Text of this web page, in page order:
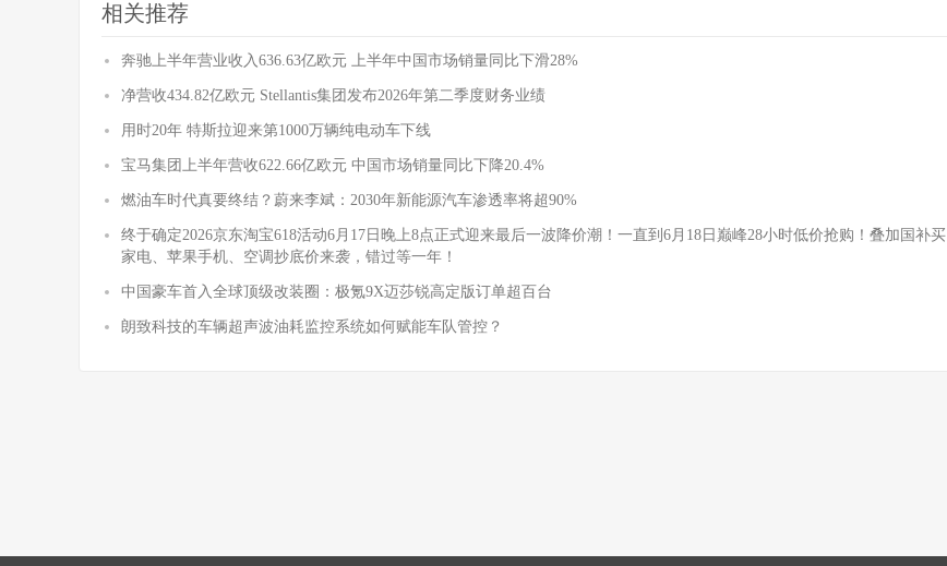
相关推荐
奔驰上半年营业收入636.63亿欧元 上半年中国市场销量同比下滑28%
净营收434.82亿欧元 Stellantis集团发布2026年第二季度财务业绩
用时20年 特斯拉迎来第1000万辆纯电动车下线
宝马集团上半年营收622.66亿欧元 中国市场销量同比下降20.4%
燃油车时代真要终结？蔚来李斌：2030年新能源汽车渗透率将超90%
终于确定2026京东淘宝618活动6月17日晚上8点正式迎来最后一波降价潮！一直到6月18日巅峰28小时低价抢购！叠加国补买
家电、苹果手机、空调抄底价来袭，错过等一年！
中国豪车首入全球顶级改装圈：极氪9X迈莎锐高定版订单超百台
朗致科技的车辆超声波油耗监控系统如何赋能车队管控？